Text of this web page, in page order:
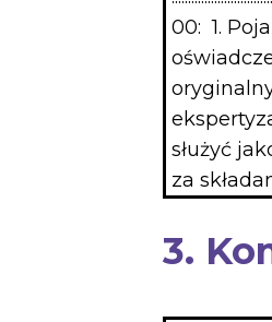
00: 1.
służyć
za
3.